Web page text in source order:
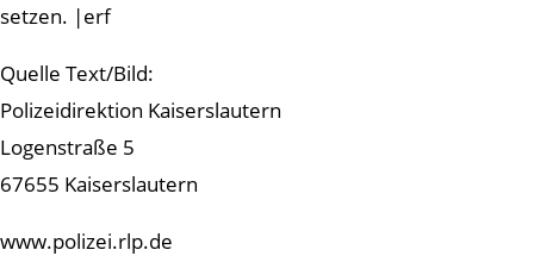
setzen. |erf
Quelle Text/Bild:
Polizeidirektion Kaiserslautern
Logenstraße 5
67655 Kaiserslautern
www.polizei.rlp.de